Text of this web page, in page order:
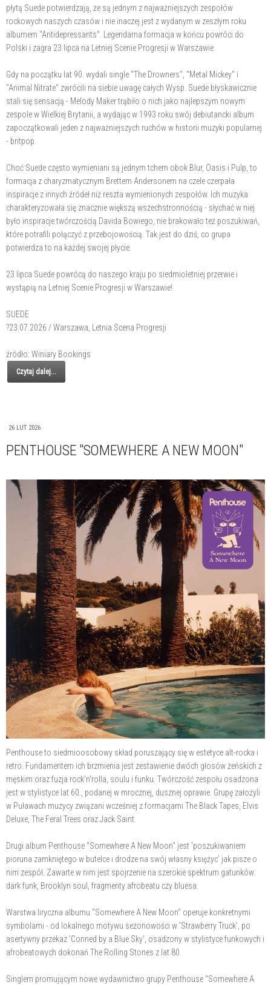
płytą Suede potwierdzają, że są jednym z najważniejszych zespołów
rockowych naszych czasów i nie inaczej jest z wydanym w zeszłym roku
albumem "Antidepressants". Legendarna formacja w końcu powróci do
Polski i zagra 23 lipca na Letniej Scenie Progresji w Warszawie.
Gdy na początku lat 90. wydali single "The Drowners", "Metal Mickey" i
"Animal Nitrate" zwrócili na siebie uwagę całych Wysp. Suede błyskawicznie
stali się sensacją - Melody Maker trąbiło o nich jako najlepszym nowym
zespole w Wielkiej Brytanii, a wydając w 1993 roku swój debiutancki album
zapoczątkowali jeden z najważniejszych ruchów w historii muzyki popularnej
- britpop.
Choć Suede często wymieniani są jednym tchem obok Blur, Oasis i Pulp, to
formacja z charyzmatycznym Brettem Andersonem na czele czerpała
inspiracje z innych źródeł niż reszta wymienionych zespołów. Ich muzyka
charakteryzowała się znacznie większą wszechstronnością - słychać w niej
było inspiracje twórczością Davida Bowiego, nie brakowało też poszukiwań,
które potrafili połączyć z przebojowością. Tak jest do dziś, co grupa
potwierdza to na każdej swojej płycie.
23 lipca Suede powrócą do naszego kraju po siedmioletniej przerwie i
wystąpią na Letniej Scenie Progresji w Warszawie!
SUEDE
?23.07.2026 / Warszawa, Letnia Scena Progresji
źródło: Winiary Bookings
Czytaj dalej...
26 LUT 2026
PENTHOUSE "SOMEWHERE A NEW MOON"
Penthouse to siedmioosobowy skład poruszający się w estetyce alt-rocka i
retro. Fundamentem ich brzmienia jest zestawienie dwóch głosów żeńskich z
męskim oraz fuzja rock'n'rolla, soulu i funku. Twórczość zespołu osadzona
jest w stylistyce lat 60., podanej w mrocznej, dusznej oprawie. Grupę założyli
w Puławach muzycy związani wcześniej z formacjami The Black Tapes, Elvis
Deluxe, The Feral Trees oraz Jack Saint.
Drugi album Penthouse "Somewhere A New Moon" jest 'poszukiwaniem
pioruna zamkniętego w butelce i drodze na swój własny księżyc' jak pisze o
nim zespół. Zawarte w nim jest spojrzenie na szerokie spektrum gatunków:
dark funk, Brooklyn soul, fragmenty afrobeatu czy bluesa.
Warstwa liryczna albumu "Somewhere A New Moon" operuje konkretnymi
symbolami - od lokalnego motywu sezonowości w 'Strawberry Truck', po
asertywny przekaz 'Conned by a Blue Sky', osadzony w stylistyce funkowych i
afrobeatowych dokonań The Rolling Stones z lat 80.
Singlem promującym nowe wydawnictwo grupy Penthouse "Somewhere A